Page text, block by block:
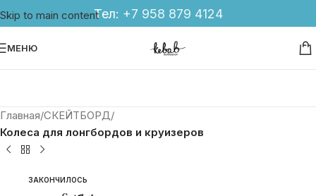
Skip to main contentТел: +7 958 879 4124
МЕНЮ
Главная СКЕЙТБОРД
Колеса для лонгбордов и круизеров
ЗАКОНЧИЛОСЬ